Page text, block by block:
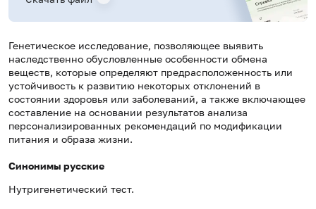
Генетическое исследование, позволяющее выявить
наследственно обусловленные особенности обмена
веществ, которые определяют предрасположенность или
устойчивость к развитию некоторых отклонений в
состоянии здоровья или заболеваний, а также включающее
составление на основании результатов анализа
персонализированных рекомендаций по модификации
питания и образа жизни.
Синонимы русские
Нутригенетический тест.